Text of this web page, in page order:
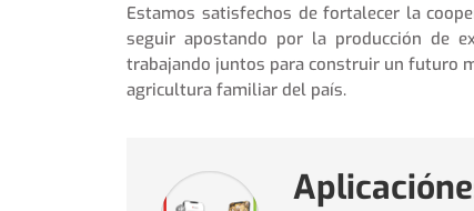
Estamos satisfechos de fortalecer la
seguir apostando por la producción de
trabajando juntos para construir un futuro
agricultura familiar del país.